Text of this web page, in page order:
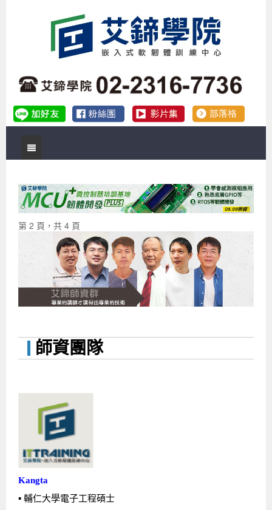
關於艾鍗
最新公告
企業預約徵才
儲備講師計劃
最新補助課程
開發板介紹
最新職缺
交通資訊
實體課程
課程說明會
課程說明會
政府補助職訓說明會
嵌入式Linux開發系列課程
[學程] 嵌入式Linux開發實務
Linux系統程式設計
Linux Socket網路程式設計
Raspberry Pi之Python程式設計硬體控制
嵌入式Linux開發與AI影像辨識
MCU韌體設計系列課程
USB韌體設計
TI MSP430微控制器開發
生醫感測器整合設計班
穿戴式裝置應用開發
全能電路設計實戰班
Allegro/PCB Layout設計
工業電子丙級輔導考照課程
SoC FPGA嵌入式設計實戰
AI人工智慧系列課程
AI雲端原生與MLOps自動化實務
AI機器學習與深度學習實戰班
青少年AI人工智慧實作班
AI課程總覽頁
iPAS AIoT 應用工程師(物聯網類)
iPAS巨量資料分析師
iPAS機器學習工程師
Kubernetes雲原生實戰班
AI雲端原生與MLOps自動化實務
n8n 零基礎工作自動化實戰班
Web全端開發應用班
物聯網開發系列課程
[學程]物聯網整合開發實戰
Web全端開發應用
5G技術-SDN與Mininet實作
5G-SDN通訊系列課程
SDN網路技術與Mininet實戰
ROS機器人開發系列課程
ROS機器人自走車系統開發應用
電腦視覺與影像處理課程
讓 AI 成為你的數位同事
n8n 零基礎工作自動化實戰班
數位課程總覽
嵌入式Linux學程(數位豪華版)
ARM Boot Loader
使用C語言控制Raspberry Pi
Linux 作業系統實務
Raspberry Pi 開發入門
MCU韌體開發系列
Edge AI與Pi Pico實作應用
AI邊緣運算實作TensorFlow Lite for MCU
Vibe Coding：AI協作全端開發
生成式AI能力認證
生成式AI基礎模型到Agentic AI
Python機器學習與深度學習
kubernetes雲原生實戰班
AI雲端原生與MLOps自動化實務
Web全端開發應用班
IoT物聯網開發系列
物聯網整合開發與應用
Python硬體控制-Pi Pico物聯網實作
iPAS AIoT應用工程師(物聯網類)
iPAS產業人才能力鑑定系列
iPAS AI應用規劃師
iPAS AIoT應用工程師(物聯網類)
升大學APCS/學習歷程專區
高中生升學超前部署課程總覽
程式語言系列
待業青年職訓課程(29歲以下)
[假日班]AI邊緣運算實作TensorFlow Lite for MCU
企業儲值優惠方案
研發設計服務
電腦教室租借服務[台北]
合作夥伴專區
學員專區
資訊專區
廠商求才
學員常見問題
學員權益與報名須知
最新成果展
研發實習生計畫
青少年AI人工智慧實作班[高中生]
第 2 頁，共 4 頁
師資團隊
Kangta
▪ 輔仁大學電子工程碩士